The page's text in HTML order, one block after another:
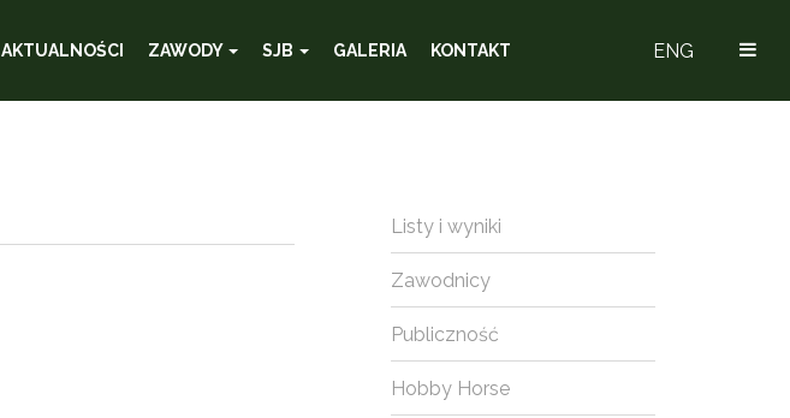
ENG
AKTUALNOŚCI ZAWODY SJB GALERIA KONTAKT
Listy i wyniki
Zawodnicy
Publiczność
Hobby Horse